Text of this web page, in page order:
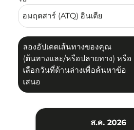
ลองอัปเดตเส้นทางของคุณ
(ต้นทางและ/หรือปลายทาง) หรือ
เลือกวันที่ด้านล่างเพื่อค้นหาข้อ
เสนอ
ส.ค. 2026